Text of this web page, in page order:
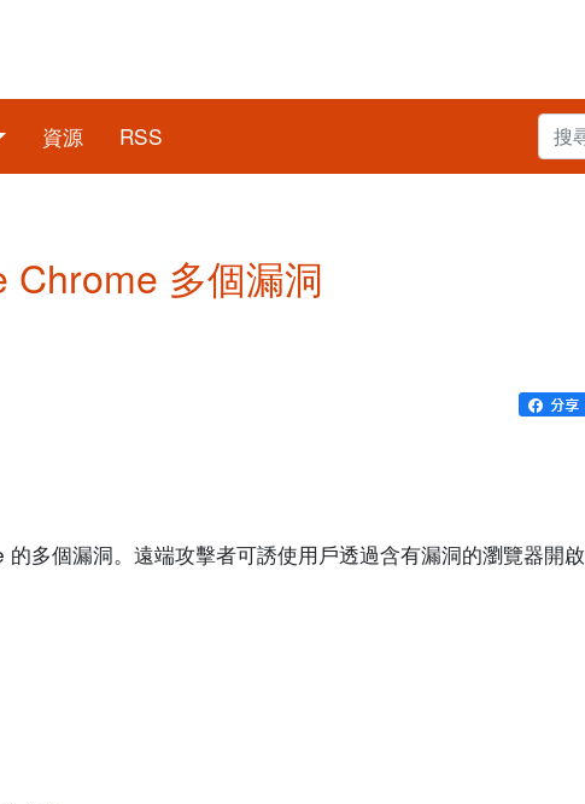
資源 RSS
多個漏洞
多個漏洞。遠端攻擊者可誘使用戶透過含有漏洞的瀏覽器開啟